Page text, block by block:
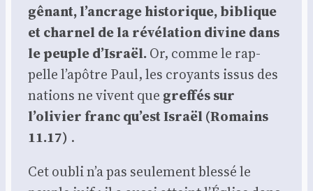
gênant, l’ancrage his­to­rique, biblique
et char­nel de la révé­la­tion divine dans
le peuple d’Israël.Or, comme le rap­
pelle l’apôtre Paul, les croyants issus des
nations ne vivent que gref­fés sur
l’olivier franc qu’est Israël (Romains
11.17) .
Cet oubli n’a pas seule­ment bles­sé le